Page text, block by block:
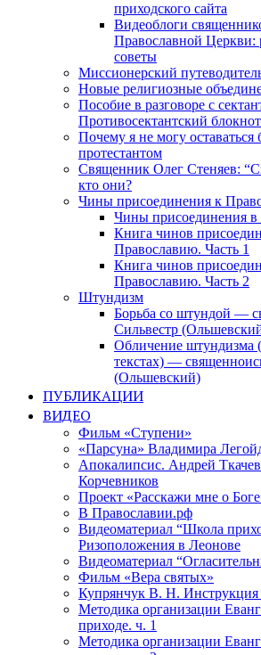
приходского сайта
Видеоблоги
Православной Церкви:
советы
Миссионерский
Новые религиозные
Пособие в разговоре с
Противосектантский блокнот
Почему я не могу
протестантом
Священник Олег Стеняев:
кто они?
Чины присоединения к
Чины присоединения в
Книга чинов
Православию. Часть 1
Книга чинов
Православию. Часть 2
Штундизм
Борьба со штундой —
Сильвестр
Обличение штундизма
текстах) —
(Ольшевский)
ПУБЛИКАЦИИ
ВИДЕО
Фильм «Ступени»
«Парсуна» Владимира
Апокалипсис. Андрей
Корчевников
Проект «Расскажи мне о
В Православии.рф
Видеоматериал “Школа
Ризоположения в Леонове
Видеоматериал
Фильм «Вера святых»
Купрянчук В. Н.
Методика организации
приходе. ч. 1
Методика организации